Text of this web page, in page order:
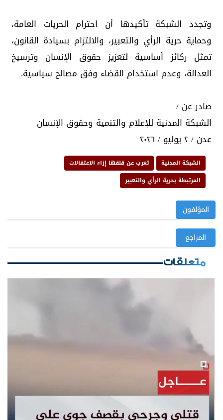
وتجدد الشبكة تأكيدها أن احترام الحريات العامة،
وحماية حرية الرأي والتعبير، والالتزام بسيادة القانون،
تمثل ركائز أساسية لتعزيز حقوق الإنسان وترسيخ
العدالة، وعدم استخدام القضاء وفق مصالح سياسية.
صادر عن /
الشبكة المدنية للإعلام والتنمية وحقوق الإنسان
عدن / ٢ يوليو / ٢٠٢٦
الشبكة المدنية
تعرب عن قلقها إزاء الاعتقالات
المرتبطة بحرية الرأي والتعبير
المؤلفون
المراجع
متعلقات